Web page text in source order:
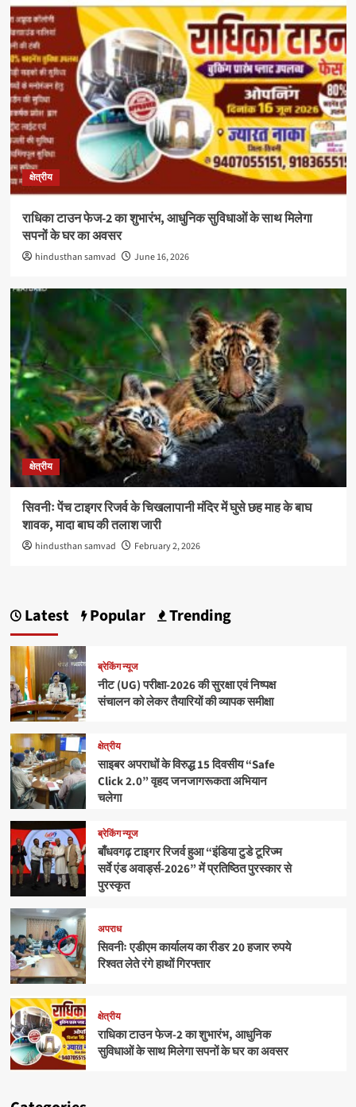
क्षेत्रीय
राधिका टाउन फेज-2 का शुभारंभ, आधुनिक सुविधाओं के साथ मिलेगा
सपनों के घर का अवसर
hindusthan samvad June 16, 2026
क्षेत्रीय
सिवनीः पेंच टाइगर रिजर्व के चिखलापानी मंदिर में घुसे छह माह के बाघ
शावक, मादा बाघ की तलाश जारी
hindusthan samvad February 2, 2026
Latest Popular Trending
ब्रेकिंग न्यूज
नीट (UG) परीक्षा-2026 की सुरक्षा एवं निष्पक्ष
संचालन को लेकर तैयारियों की व्यापक समीक्षा
क्षेत्रीय
साइबर अपराधों के विरुद्ध 15 दिवसीय “Safe
Click 2.0” वृहद जनजागरूकता अभियान
चलेगा
ब्रेकिंग न्यूज
बाँधवगढ़ टाइगर रिजर्व हुआ “इंडिया टुडे टूरिज्म
सर्वे एंड अवार्ड्स-2026” में प्रतिष्ठित पुरस्कार से
पुरस्कृत
अपराध
सिवनीः एडीएम कार्यालय का रीडर 20 हजार रुपये
रिश्वत लेते रंगे हाथों गिरफ्तार
क्षेत्रीय
राधिका टाउन फेज-2 का शुभारंभ, आधुनिक
सुविधाओं के साथ मिलेगा सपनों के घर का अवसर